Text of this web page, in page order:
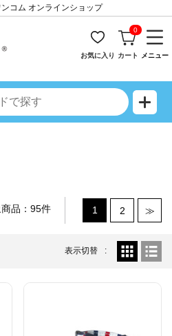
コム オンラインショップ
お気に入り
0
カート メニュー
1 2 ≫
品：95件
表示切替